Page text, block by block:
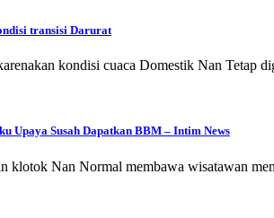
transisi Darurat
kondisi cuaca Domestik Nan Tetap
Upaya Susah Dapatkan BBM – Intim News
Nan Normal membawa wisatawan